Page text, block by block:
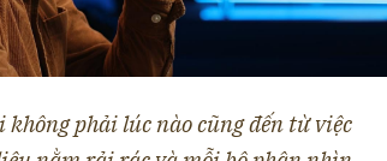
phải lúc nào cũng đến từ việc